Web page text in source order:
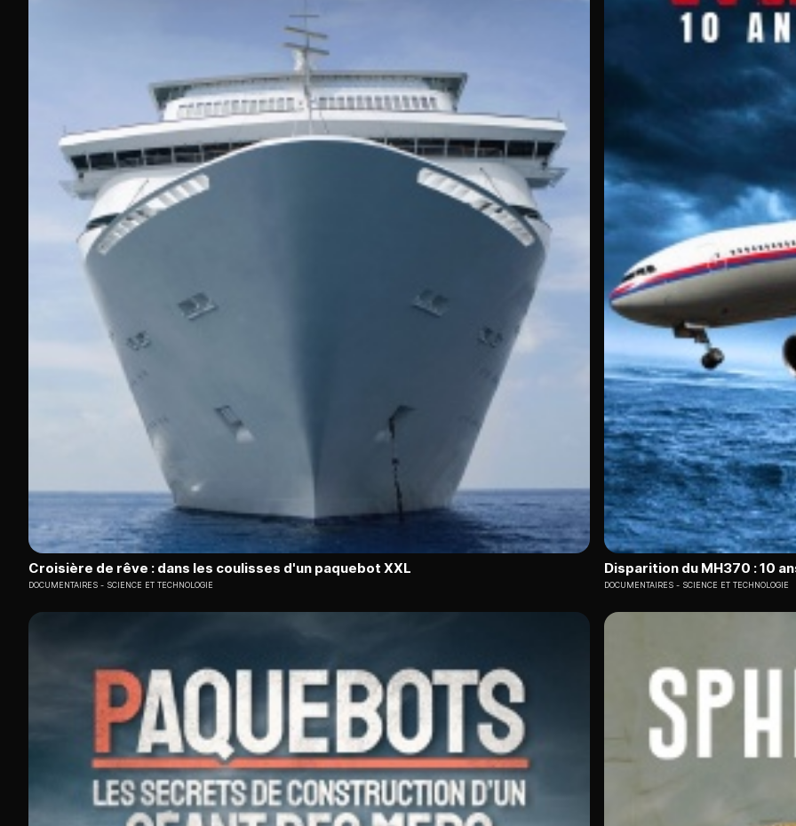
Croisière de rêve : dans les coulisses d'un paquebot XXL
DOCUMENTAIRES SCIENCE ET TECHNOLOGIE
Disparition du MH370 : 10
DOCUMENTAIRES SCIENCE ET TECHNOLOGIE